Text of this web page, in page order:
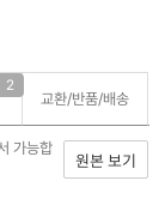
2
교환/반품/배송
가능합
원본 보기